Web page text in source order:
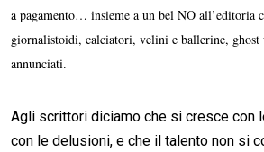
a pagamento… insieme a un bel NO all’editoria
giornalistoidi, calciatori, velini e ballerine, ghost
annunciati.
Agli scrittori diciamo che si cresce con
con le delusioni, e che il talento non si